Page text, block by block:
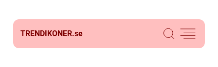
TRENDIKONER.se